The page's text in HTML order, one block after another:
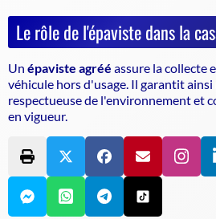
Le rôle de l'épaviste dans la
Un épaviste agréé assure la collecte
véhicule hors d'usage. Il garantit
respectueuse de l'environnement et
en vigueur.